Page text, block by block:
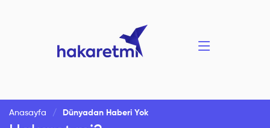
Anasayfa Dünyadan Haberi Yok